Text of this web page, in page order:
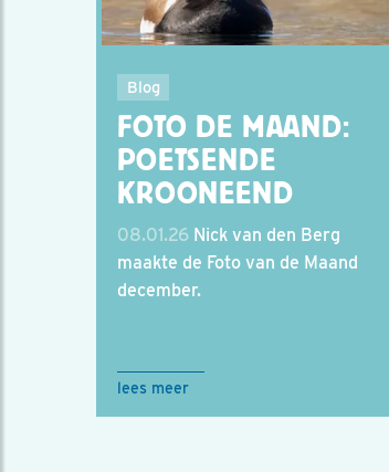
Blog
FOTO DE MAAND:
POETSENDE
KROONEEND
08.01.26 Nick van den Berg
maakte de Foto van de Maand
december.
lees meer